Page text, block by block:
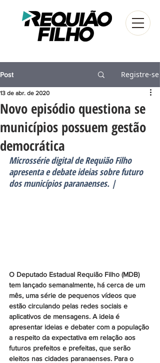
Post Registre-se
Novo episódio questiona se
municípios possuem gestão
democrática
13 de abr. de 2020
Microssérie digital de Requião Filho
apresenta e debate ideias sobre futuro
dos municípios paranaenses. |
O Deputado Estadual Requião Filho (MDB)
tem lançado semanalmente, há cerca de um
mês, uma série de pequenos vídeos que
estão circulando pelas redes sociais e
aplicativos de mensagens. A ideia é
apresentar ideias e debater com a população
a respeito da expectativa em relação aos
futuros prefeitos e prefeitas, que serão
eleitos nas cidades paranaenses. Para o